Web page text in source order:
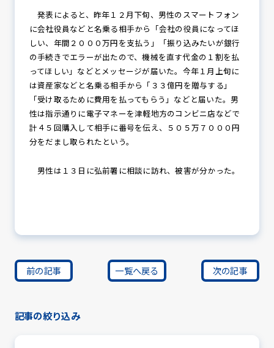
防犯セミナー
防犯対策情報
防犯協力会について
発表によると、昨年１２月下旬、男性のスマートフォン
に会社役員などと名乗る相手から「会社の役員になってほ
しい、年間２０００万円を支払う」「振り込みたいが銀行
の手続きでエラーが出たので、機械を直す代金の１割を払
ってほしい」などとメッセージが届いた。今年１月上旬に
は資産家などと名乗る相手から「３３億円を贈与する」
「受け取るために費用を払ってもらう」などと届いた。男
性は指示通りに電子マネーを津軽地方のコンビニ店などで
計４５回購入して相手に番号を伝え、５０５万７０００円
分をだまし取られたという。
男性は１３日に弘前署に相談に訪れ、被害が分かった。
前の記事 一覧へ戻る 次の記事
記事の絞り込み